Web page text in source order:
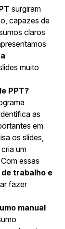
surgiram
capazes de
claros
muito
PPT?
as
em
os slides,
um
essas
trabalho e
fazer
manual